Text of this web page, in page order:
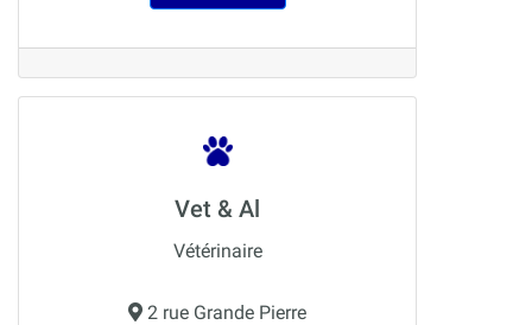
Vet & Al
Vétérinaire
2 rue Grande Pierre